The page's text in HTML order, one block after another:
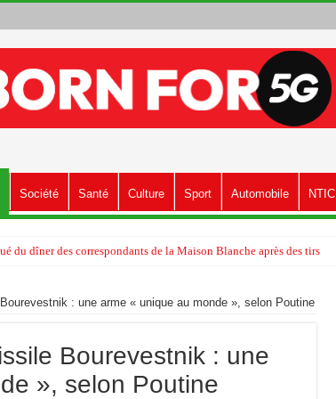
Société Santé Culture Sport Automobile NTIC
du dîner des correspondants de la Maison Blanche après des tirs
: une arme « unique au monde », selon Poutine
Bourevestnik : une
», selon Poutine